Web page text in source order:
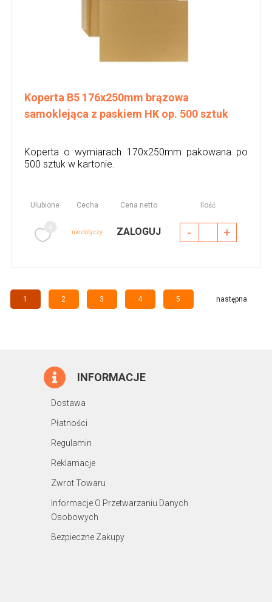
Koperta B5 176x250mm brązowa
samoklejąca z paskiem HK op. 500 sztuk
Koperta o wymiarach 170x250mm pakowana po
500 sztuk w kartonie.
Ulubione Cecha Cena netto Ilość
nie dotyczy ZALOGUJ - +
1 2 3 4 5 następna
INFORMACJE
Dostawa
Płatności
Regulamin
Reklamacje
Zwrot Towaru
Informacje O Przetwarzaniu Danych
Osobowych
Bezpieczne Zakupy